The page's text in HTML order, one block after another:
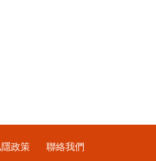
政策 聯絡我們